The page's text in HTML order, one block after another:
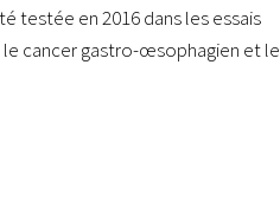
testée en 2016 dans les essais
le cancer gastro-œsophagien et le